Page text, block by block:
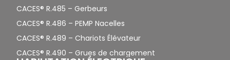
CACES® R.485 – Gerbeurs
CACES® R.486 – PEMP Nacelles
CACES® R.489 – Chariots Élévateur
CACES® R.490 – Grues de chargement